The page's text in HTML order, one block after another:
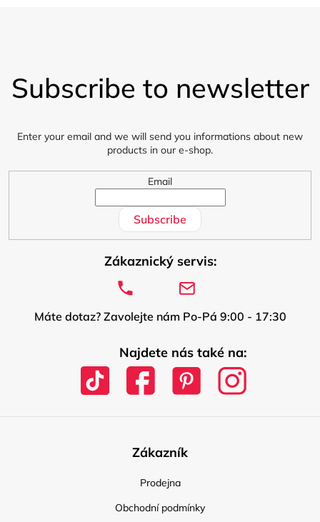
Subscribe to newsletter
Enter your email and we will send you informations about new
products in our e-shop.
Email
Subscribe
Zákaznický servis:
Máte dotaz? Zavolejte nám Po-Pá 9:00 - 17:30
Najdete nás také na:
Zákazník
Prodejna
Obchodní podmínky